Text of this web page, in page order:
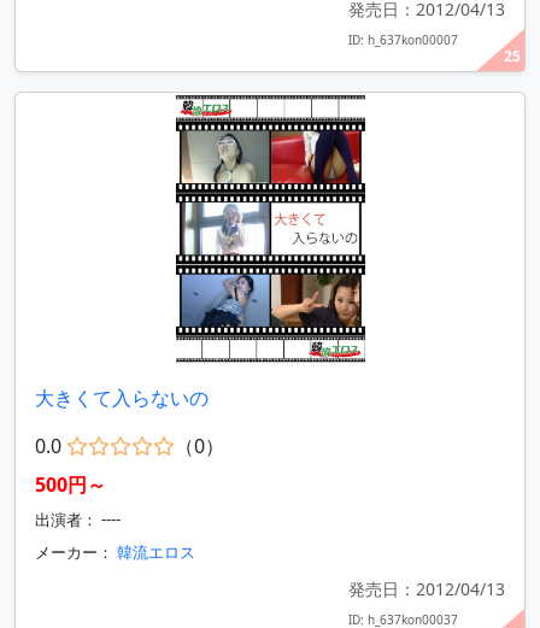
25
発売日：2012/04/13
ID: h_637kon00007
大きくて入らないの
0.0
（0）
500円～
出演者： ----
メーカー： 韓流エロス
発売日：2012/04/13
ID: h_637kon00037